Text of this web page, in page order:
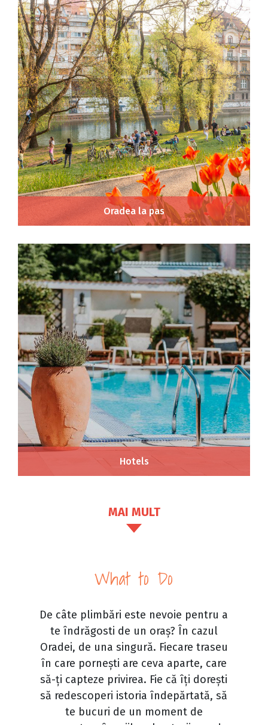
Oradea la pas
Hotels
MAI MULT
What to Do
De câte plimbări este nevoie pentru a
te îndrăgosti de un oraș? În cazul
Oradei, de una singură. Fiecare traseu
în care pornești are ceva aparte, care
să-ți capteze privirea. Fie că îți dorești
să redescoperi istoria îndepărtată, să
te bucuri de un moment de